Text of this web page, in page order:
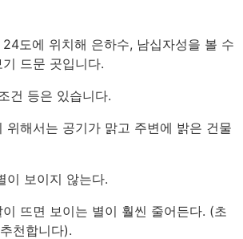
도에 위치해 은하수, 남십자성을 볼 수
드문 곳입니다.
건 등은 있습니다.
위해서는 공기가 맑고 주변에 밝은 건물
이 보이지 않는다.
뜨면 보이는 별이 훨씬 줄어든다. (초
천합니다).